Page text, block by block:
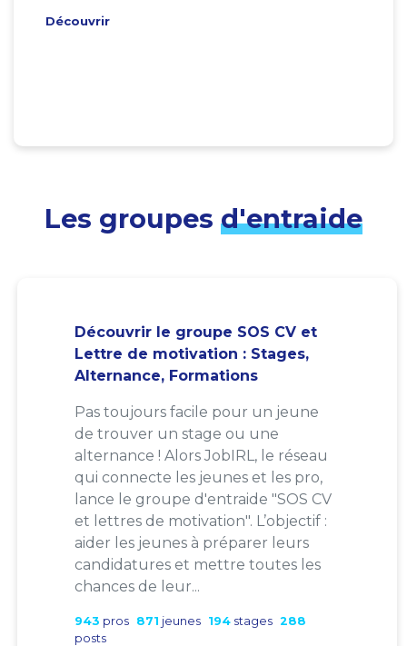
Découvrir
Les groupes d'entraide
Découvrir le groupe SOS CV et
Lettre de motivation : Stages,
Alternance, Formations
Pas toujours facile pour un jeune
de trouver un stage ou une
alternance ! Alors JobIRL, le réseau
qui connecte les jeunes et les pro,
lance le groupe d'entraide "SOS CV
et lettres de motivation". L’objectif :
aider les jeunes à préparer leurs
candidatures et mettre toutes les
chances de leur...
943 pros 871 jeunes 194 stages 288
posts